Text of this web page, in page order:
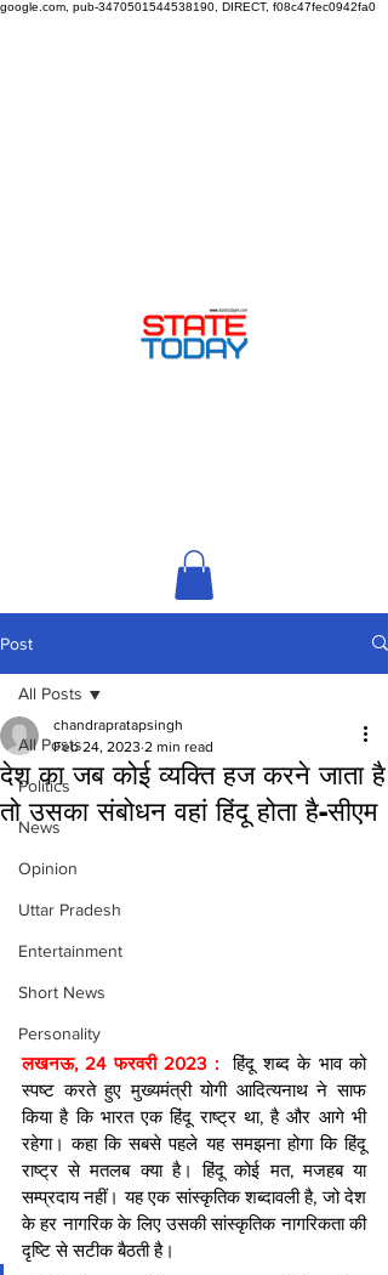
google.com, pub-3470501544538190, DIRECT, f08c47fec0942fa0
Post
All Posts
Politics
News
Opinion
Uttar Pradesh
Entertainment
Short News
Personality
All Posts
देश का जब कोई व्यक्ति हज करने जाता है
तो उसका संबोधन वहां हिंदू होता है-सीएम
chandrapratapsingh
Feb 24, 2023 2 min read
लखनऊ, 24 फरवरी 2023 :
हिंदू शब्द के भाव को
स्पष्ट करते हुए मुख्यमंत्री योगी आदित्यनाथ ने साफ
किया है कि भारत एक हिंदू राष्ट्र था, है और आगे भी
रहेगा। कहा कि सबसे पहले यह समझना होगा कि हिंदू
राष्ट्र से मतलब क्या है। हिंदू कोई मत, मजहब या
सम्प्रदाय नहीं। यह एक सांस्कृतिक शब्दावली है, जो देश
के हर नागरिक के लिए उसकी सांस्कृतिक नागरिकता की
दृष्टि से सटीक बैठती है।